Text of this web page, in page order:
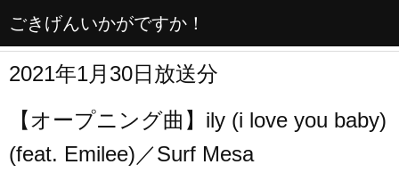
ごきげんいかがですか！
2021年1月30日放送分
【オープニング曲】ily (i love you baby)
(feat. Emilee)／Surf Mesa